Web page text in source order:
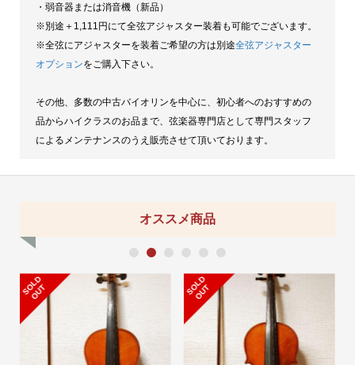
・弱音器または消音機（新品）
※別途＋1,111円にて全弦アジャスター装着も可能でございます。
※全弦にアジャスターを装着ご希望の方は別途全弦アジャスター
オプションをご購入下さい。
その他、多数の中古バイオリンを中心に、初心者へのおすすめの
品からハイクラスのお品まで、弦楽器専門店として専門スタッフ
によるメンテナンスのうえ販売させて頂いております。
オススメ商品
S
O
L
D
O
U
T S
O
L
D
O
U
T
1 2 3 4 5 6